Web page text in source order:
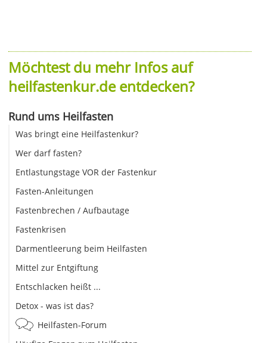
Möchtest du mehr Infos auf
heilfastenkur.de entdecken?
Rund ums Heilfasten
Was bringt eine Heilfastenkur?
Wer darf fasten?
Entlastungstage VOR der Fastenkur
Fasten-Anleitungen
Fastenbrechen / Aufbautage
Fastenkrisen
Darmentleerung beim Heilfasten
Mittel zur Entgiftung
Entschlacken heißt ...
Detox - was ist das?
Heilfasten-Forum